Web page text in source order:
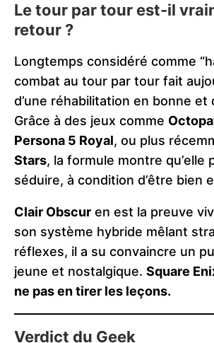
Le tour par tour est-il
retour ?
Longtemps considéré comme
combat au tour par tour fait
d’une réhabilitation en bonne et
Grâce à des jeux comme
Persona 5 Royal, ou plus
Stars, la formule montre qu’elle
séduire, à condition d’être bien
Clair Obscur en est la preuve
son système hybride mêlant
réflexes, il a su convaincre un
jeune et nostalgique. Square
ne pas en tirer les leçons.
Verdict du Geek